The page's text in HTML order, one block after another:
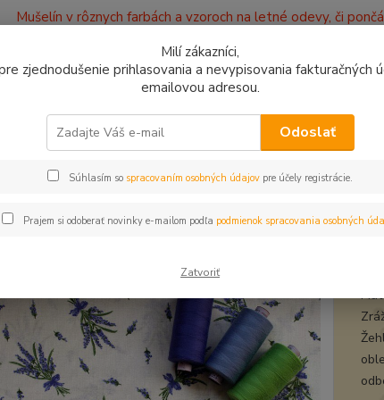
Mušelín v rôznych farbách a vzoroch na letné odevy, či pončá
Bavlnené látky Bavlna Levanduľové kytičky
Levanduľové kytičky
Milí zákazníci,
zjednodušenie prihlasovania a nevypisovania fakturačných
emailovou adresou.
Odoslať
Súhlasím so spracovaním osobných údajov pre účely registrácie.
Prajem si odoberať novinky e-mailom podľa podmienok spracovania osobných
Zatvoriť